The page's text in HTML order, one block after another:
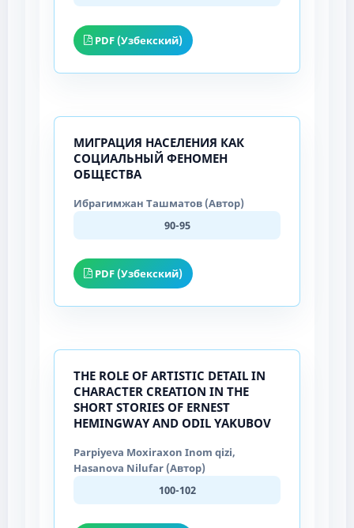
PDF (Узбекский)
МИГРАЦИЯ НАСЕЛЕНИЯ КАК
СОЦИАЛЬНЫЙ ФЕНОМЕН
ОБЩЕСТВА
Ибрагимжан Ташматов (Автор)
90-95
PDF (Узбекский)
THE ROLE OF ARTISTIC DETAIL IN
CHARACTER CREATION IN THE
SHORT STORIES OF ERNEST
HEMINGWAY AND ODIL YAKUBOV
Parpiyeva Moxiraxon Inom qizi,
Hasanova Nilufar (Автор)
100-102